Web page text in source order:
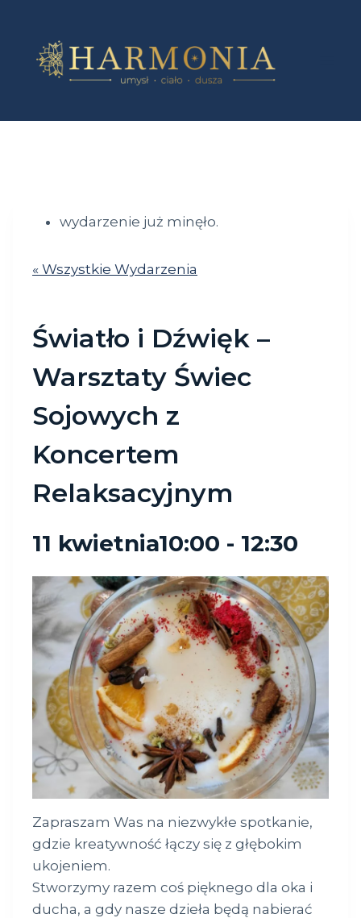
wydarzenie już minęło.
« Wszystkie Wydarzenia
Światło i Dźwięk –
Warsztaty Świec
Sojowych z
Koncertem
Relaksacyjnym
11 kwietnia10:00 - 12:30
Zapraszam Was na niezwykłe spotkanie,
gdzie kreatywność łączy się z głębokim
ukojeniem.
Stworzymy razem coś pięknego dla oka i
ducha, a gdy nasze dzieła będą nabierać